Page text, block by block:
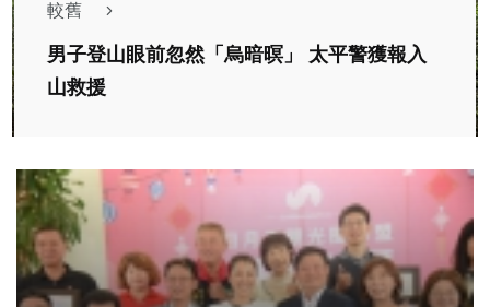
較舊
男子登山眼前忽然「烏暗暝」 太平警獲報入
山救援